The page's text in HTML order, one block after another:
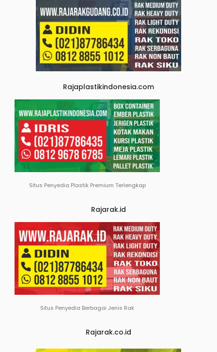
Rajaplastikindonesia.com
Situs Penyedia Plastik Premium Terlengkap
Rajarak.id
Situs Penyedia Berbagai Jenis Rak
Rajarak.co.id